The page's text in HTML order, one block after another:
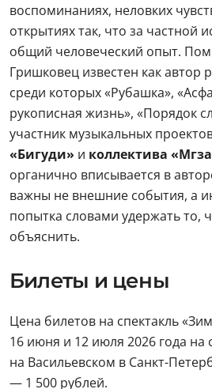
воспоминаниях, неловких
открытиях так, что за частной
общий человеческий опыт.
Гришковец известен как автор
среди которых «Рубашка»,
рукописная жизнь», «Порядок
участник музыкальных
«Бигуди» и коллектива
органично вписывается в
важны не внешние события, а
попытка словами удержать то,
объяснить.
Билеты и цены
Цена билетов на спектакль
16 июня и 12 июля 2026 года на
на Васильевском в Санкт-
— 1 500 рублей.